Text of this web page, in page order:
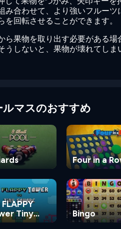
み合わせて、より強いフルーツ
を回転させることができます。
ら果物を取り出す必要がある
うしないと、果物が壊れてしま
ルマスのおすすめ
Four in a
FLAPPY
Tiny
Bingo